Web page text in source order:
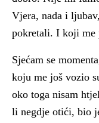
Vjera, nada i
pokretali. I koji me
Sjećam se
koju me još vozio
oko toga nisam
li negdje otići, bio